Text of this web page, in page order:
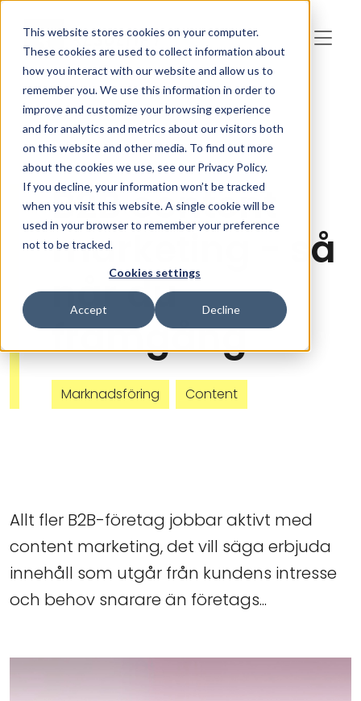
This website stores cookies on your computer.
These cookies are used to collect information about
how you interact with our website and allow us to
remember you. We use this information in order to
improve and customize your browsing experience
and for analytics and metrics about our visitors both
on this website and other media. To find out more
about the cookies we use, see our Privacy Policy.
If you decline, your information won’t be tracked
when you visit this website. A single cookie will be
used in your browser to remember your preference
not to be tracked.
Cookies settings
Accept Decline
B2B content
marketing - så
når du
framgång
Marknadsföring Content
Allt fler B2B-företag jobbar aktivt med
content marketing, det vill säga erbjuda
innehåll som utgår från kundens intresse
och behov snarare än företags...